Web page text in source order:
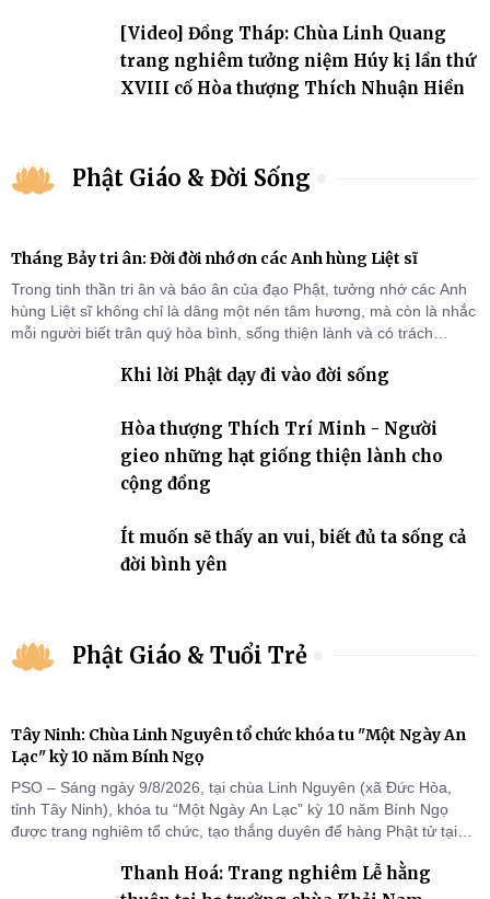
[Video] Đồng Tháp: Chùa Linh Quang
trang nghiêm tưởng niệm Húy kị lần thứ
XVIII cố Hòa thượng Thích Nhuận Hiền
Phật Giáo & Đời Sống
Tháng Bảy tri ân: Đời đời nhớ ơn các Anh hùng Liệt sĩ
Trong tinh thần tri ân và báo ân của đạo Phật, tưởng nhớ các Anh
hùng Liệt sĩ không chỉ là dâng một nén tâm hương, mà còn là nhắc
mỗi người biết trân quý hòa bình, sống thiện lành và có trách
Khi lời Phật dạy đi vào đời sống
Hòa thượng Thích Trí Minh - Người
gieo những hạt giống thiện lành cho
cộng đồng
Ít muốn sẽ thấy an vui, biết đủ ta sống cả
đời bình yên
Phật Giáo & Tuổi Trẻ
Tây Ninh: Chùa Linh Nguyên tổ chức khóa tu "Một Ngày An
Lạc" kỳ 10 năm Bính Ngọ
PSO – Sáng ngày 9/8/2026, tại chùa Linh Nguyên (xã Đức Hòa,
tỉnh Tây Ninh), khóa tu “Một Ngày An Lạc” kỳ 10 năm Bính Ngọ
được trang nghiêm tổ chức, tạo thắng duyên để hàng Phật tử tại
Thanh Hoá: Trang nghiêm Lễ hằng